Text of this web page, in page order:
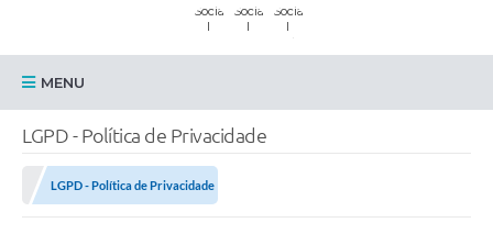
MENU
Iacanga
Diário Oficial
LGPD - Política de Privacidade
LGPD - Política de Privacidade